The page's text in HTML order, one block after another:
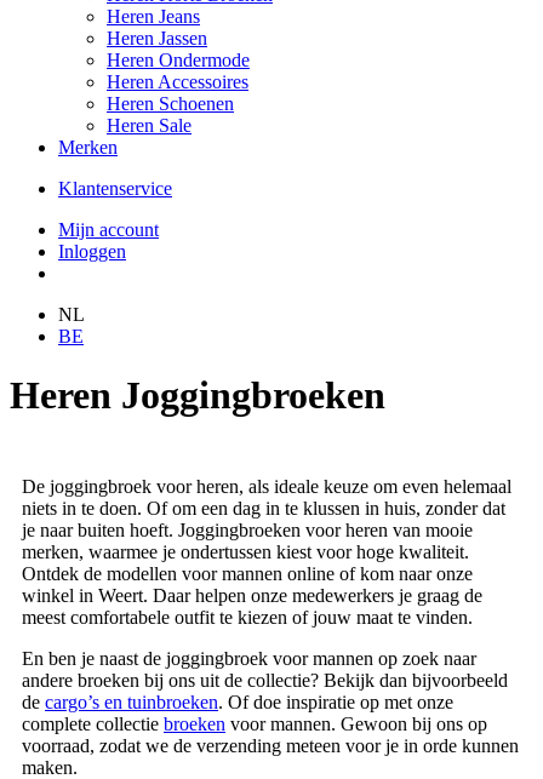
Heren Jeans
Heren Jassen
Heren Ondermode
Heren Accessoires
Heren Schoenen
Heren Sale
Merken
Klantenservice
Mijn account
Inloggen
NL
BE
Heren Joggingbroeken
De joggingbroek voor heren, als ideale keuze om even helemaal
niets in te doen. Of om een dag in te klussen in huis, zonder dat
je naar buiten hoeft. Joggingbroeken voor heren van mooie
merken, waarmee je ondertussen kiest voor hoge kwaliteit.
Ontdek de modellen voor mannen online of kom naar onze
winkel in Weert. Daar helpen onze medewerkers je graag de
meest comfortabele outfit te kiezen of jouw maat te vinden.
En ben je naast de joggingbroek voor mannen op zoek naar
andere broeken bij ons uit de collectie? Bekijk dan bijvoorbeeld
de cargo’s en tuinbroeken. Of doe inspiratie op met onze
complete collectie broeken voor mannen. Gewoon bij ons op
voorraad, zodat we de verzending meteen voor je in orde kunnen
maken.